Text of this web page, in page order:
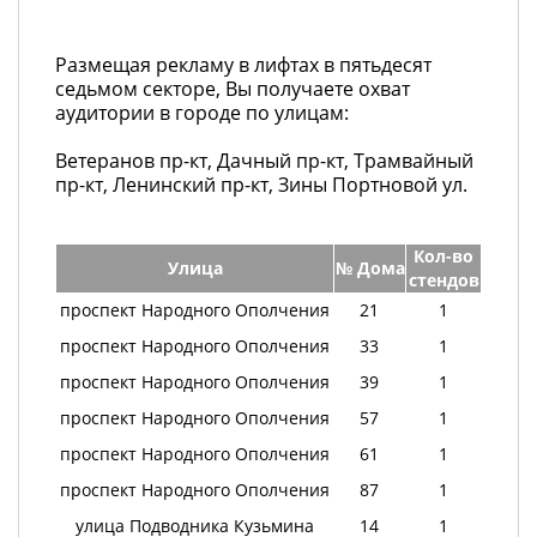
Размещая рекламу в лифтах в пятьдесят
седьмом секторе, Вы получаете охват
аудитории в городе по улицам:
Ветеранов пр-кт, Дачный пр-кт, Трамвайный
пр-кт, Ленинский пр-кт, Зины Портновой ул.
Улица № Дома
Кол-во
стендов
проспект Народного Ополчения
21
1
проспект Народного Ополчения
33
1
проспект Народного Ополчения
39
1
проспект Народного Ополчения
57
1
проспект Народного Ополчения
61
1
проспект Народного Ополчения
87
1
улица Подводника Кузьмина
14 1